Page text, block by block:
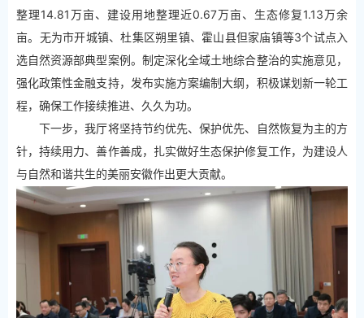
整理14.81万亩、建设用地整理近0.67万亩、生态修复1.13万余
亩。无为市开城镇、杜集区朔里镇、霍山县但家庙镇等3个试点入
选自然资源部典型案例。制定深化全域土地综合整治的实施意见，
强化政策性金融支持，发布实施方案编制大纲，积极谋划新一轮工
程，确保工作接续推进、久久为功。
下一步，我厅将坚持节约优先、保护优先、自然恢复为主的方
针，持续用力、善作善成，扎实做好生态保护修复工作，为建设人
与自然和谐共生的美丽安徽作出更大贡献。